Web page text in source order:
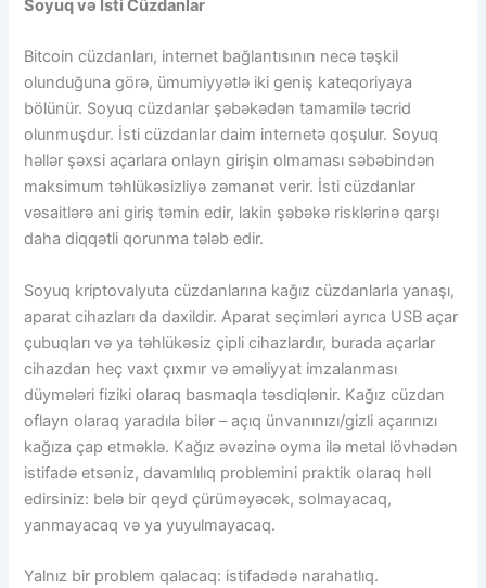
Soyuq və İsti Cüzdanlar
Bitcoin cüzdanları, internet bağlantısının necə təşkil
olunduğuna görə, ümumiyyətlə iki geniş kateqoriyaya
bölünür. Soyuq cüzdanlar şəbəkədən tamamilə təcrid
olunmuşdur. İsti cüzdanlar daim internetə qoşulur. Soyuq
həllər şəxsi açarlara onlayn girişin olmaması səbəbindən
maksimum təhlükəsizliyə zəmanət verir. İsti cüzdanlar
vəsaitlərə ani giriş təmin edir, lakin şəbəkə risklərinə qarşı
daha diqqətli qorunma tələb edir.
Soyuq kriptovalyuta cüzdanlarına kağız cüzdanlarla yanaşı,
aparat cihazları da daxildir. Aparat seçimləri ayrıca USB açar
çubuqları və ya təhlükəsiz çipli cihazlardır, burada açarlar
cihazdan heç vaxt çıxmır və əməliyyat imzalanması
düymələri fiziki olaraq basmaqla təsdiqlənir. Kağız cüzdan
oflayn olaraq yaradıla bilər – açıq ünvanınızı/gizli açarınızı
kağıza çap etməklə. Kağız əvəzinə oyma ilə metal lövhədən
istifadə etsəniz, davamlılıq problemini praktik olaraq həll
edirsiniz: belə bir qeyd çürüməyəcək, solmayacaq,
yanmayacaq və ya yuyulmayacaq.
Yalnız bir problem qalacaq: istifadədə narahatlıq.